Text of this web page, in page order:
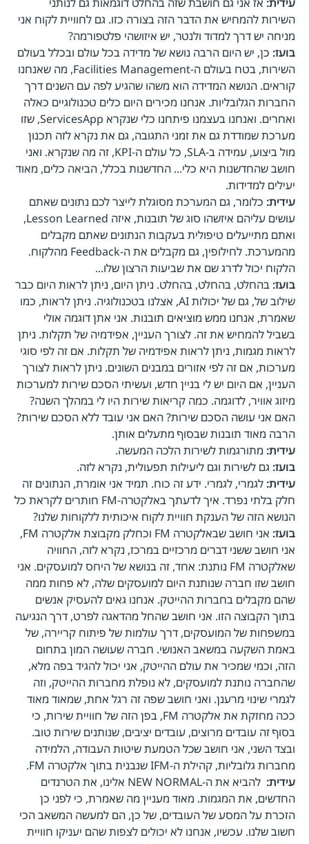
השירות להמחיש את הדבר הזה בצורה כזו. גם לחוויית לקוח אני
מניחה יש דרך למדוד ולנטר, יש איזושהי פלטפורמה?
בועז: כן, יש היום הרבה נושא של מדידה בכל עולם ובכלל בעולם
השירות, בטח בעולם ה-Facilities Management, מה שאנחנו
קוראים. הנושא המדידה הוא משהו שהגיע לפה עם השנים דרך
החברות הגלובליות. אנחנו מכירים היום כלים טכנולוגיים כאלה
ואחרים. ואנחנו בעצמנו פיתחנו כלי שנקרא ServicesApp, שזו
מערכת שמודדת גם את זמני התגובה, גם את נקרא לזה תכנון
מול ביצוע, עמידה ב-SLA, כל עולם ה-KPI, זה מה שנקרא. ואני
חושב שהחדשנות היא כלי... החדשנות בכלל, הביאה כלים, מאוד
יעילים למדידות.
עידית: כלומר, גם המערכת מסוגלת לייצר לכם נתונים שאתם
עושים עליהם איזשהו סוג של תובנות, איזה Lesson Learned,
ואתם מתייעלים טיפולית בעקבות הנתונים שאתם מקבלים
מהמערכת. לחילופין, גם מקבלים את ה-Feedback מהלקוח.
הלקוח יכול לדרג שם את שביעות הרצון שלו...
בועז: בהחלט, בהחלט, בהחלט. ניתן היום, ניתן לראות היום כבר
שילוב של, גם של יכולות AI, אצלנו בטכנולוגיה. ניתן לראות, כמו
שאמרת, אנחנו ממש מוציאים תובנות. אני אתן דוגמה אולי
בשביל להמחיש את זה. לצורך העניין, אפידמיה של תקלות. ניתן
לראות מגמות, ניתן לראות אפידמיה של תקלות. אם זה לפי סוגי
מערכות, אם זה לפי אזורים במבנים השונים. ניתן לראות לצורך
העניין, אם היום יש לי בניין חדש, ועשיתי הסכם שירות למערכות
מיזוג אוויר, לדוגמה. כמה קריאות שירות היו לי במהלך השנה?
האם אני עושה הסכם שירות? האם אני עובד ללא הסכם שירות?
הרבה מאוד תובנות שבסוף מתעלים אותן.
עידית: מתורגמות לשירות הלכה המעשה.
בועז: גם לשירות וגם ליעילות תפעולית, נקרא לזה.
עידית: לגמרי, לגמרי. ידע זה כוח. תמיד אני אומרת, הנתונים זה
חלק בלתי נפרד. איך לדעתך באלקטרה-FM חותרים לקראת כל
הנושא הזה של הענקת חוויית לקוח איכותית ללקוחות שלנו?
בועז:
אני חושב שבאלקטרה FM וכחלק מקבוצת אלקטרה FM,
אני חושב ששני דברים מרכזיים במרכז, נקרא לזה, החוויה
שאלקטרה FM נותנת: אחד, זה בנושא של היחס למועסקים. אני
חושב שזו חברה שנותנת היום למועסקים שלה, לא פחות ממה
שהם מקבלים בחברות ההייטק. אנחנו גאים להעסיק אנשים
בתוך הקבוצה הזו. אני חושב שהחל מהדאגה לפרט, דרך הנגיעה
במשפחות של המועסקים, דרך עולמות של פיתוח קריירה, של
באמת השקעה במשאב האנושי. חברה שעושה המון בתחום
הזה, וכמי שמכיר את עולם ההייטק, אני יכול להגיד בפה מלא,
שהחברה נותנת למועסקים, לא נופלת מחברות ההייטק, וזה
לגמרי שינוי מרענן. ואני חושב שפה זה רגל אחת, שמאוד מאוד
ככה מחזקת את אלקטרה FM, בפן הזה של חוויית שירות, כי
בסוף זה עובדים מרוצים, עובדים יציבים, שנותנים שירות טוב.
ובצד השני, אני חושב שכל הטמעת שיטות העבודה, הלמידה
מחברות גלובליות, קהילת ה-IFM שנבנית בתוך אלקטרה FM.
עידית:
להביא את ה-NEW NORMAL אלינו, את הטרנדים
החדשים, את המגמות. מאוד מעניין מה שאמרת, כי לפני כן
הזכרת על המסע של העובדים, של כן, הם למעשה המשאב הכי
חשוב שלנו. עכשיו, אנחנו לא יכולים לצפות שהם יעניקו חוויית